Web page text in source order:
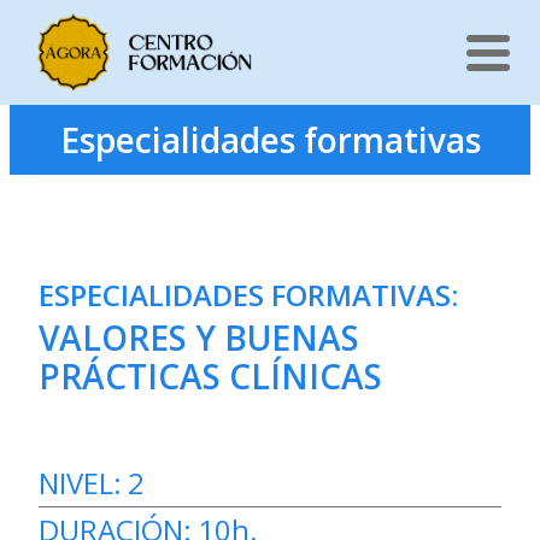
SaltarEspecialidades formativas
ESPECIALIDADES FORMATIVAS:
VALORES Y BUENAS
PRÁCTICAS CLÍNICAS
NIVEL: 2
DURACIÓN: 10h.